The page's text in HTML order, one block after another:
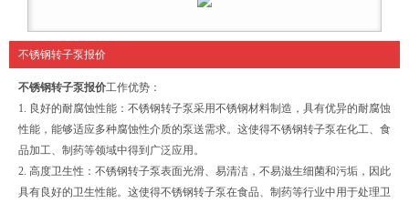
不锈钢转子泵报价
不锈钢转子泵报价工作优势：
1. 良好的耐腐蚀性能：不锈钢转子泵采用不锈钢材料制造，具有优异的耐腐蚀
性能，能够适应多种腐蚀性介质的泵送需求。这使得不锈钢转子泵在化工、食
品加工、制药等领域中得到广泛应用。
2. 高度卫生性：不锈钢转子泵表面光滑、易清洁，不易滋生细菌和污垢，因此
具有良好的卫生性能。这使得不锈钢转子泵在食品、制药等行业中用于处理卫